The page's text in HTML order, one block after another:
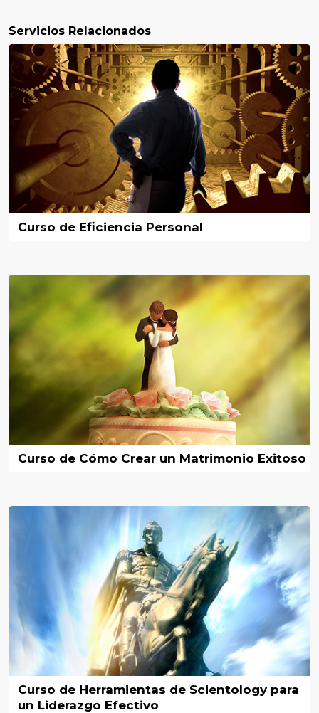
Servicios Relacionados
Curso de Eficiencia Personal
Curso de Cómo Crear un Matrimonio Exitoso
Curso de Herramientas de Scientology para
un Liderazgo Efectivo